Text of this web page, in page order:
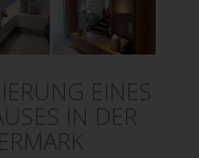
EINES
IN DER